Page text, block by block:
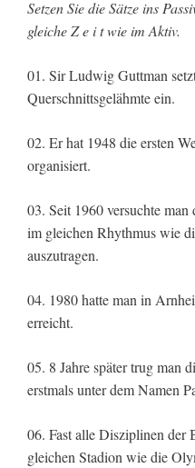
Setzen Sie die Sätze ins
gleiche Z e i t wie im Aktiv.
01. Sir Ludwig Guttman
Querschnittsgelähmte ein.
02. Er hat 1948 die ersten
organisiert.
03. Seit 1960 versuchte
im gleichen Rhythmus wie
auszutragen.
04. 1980 hatte man in
erreicht.
05. 8 Jahre später trug man
erstmals unter dem Namen
06. Fast alle Disziplinen der
gleichen Stadion wie die